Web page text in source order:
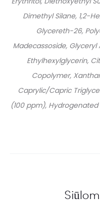
Dimethyl Silane, 1,2-
Glycereth-26,
Madecassoside,
Ethylhexylglycerin,
Copolymer,
Caprylic/Capric
(100 ppm),